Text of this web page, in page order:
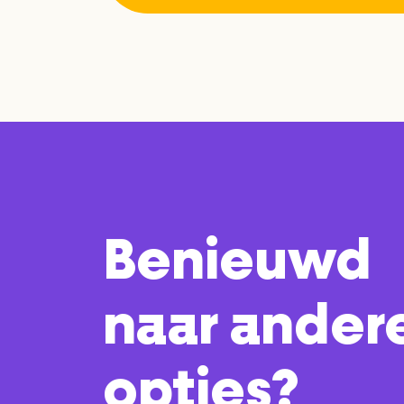
Benieuwd
naar
opties?